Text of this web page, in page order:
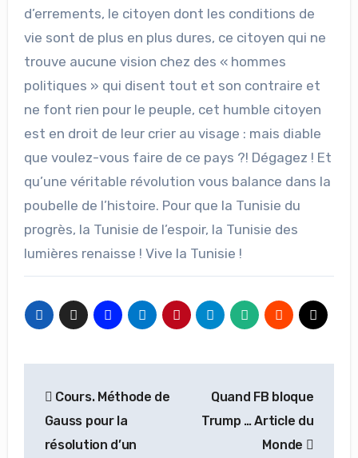
d’errements, le citoyen dont les conditions de
vie sont de plus en plus dures, ce citoyen qui ne
trouve aucune vision chez des « hommes
politiques » qui disent tout et son contraire et
ne font rien pour le peuple, cet humble citoyen
est en droit de leur crier au visage : mais diable
que voulez-vous faire de ce pays ?! Dégagez ! Et
qu’une véritable révolution vous balance dans la
poubelle de l’histoire. Pour que la Tunisie du
progrès, la Tunisie de l’espoir, la Tunisie des
lumières renaisse ! Vive la Tunisie !
de
l’article
Cours. Méthode de
Gauss pour la
résolution d’un
Quand FB bloque
Trump … Article du
Monde